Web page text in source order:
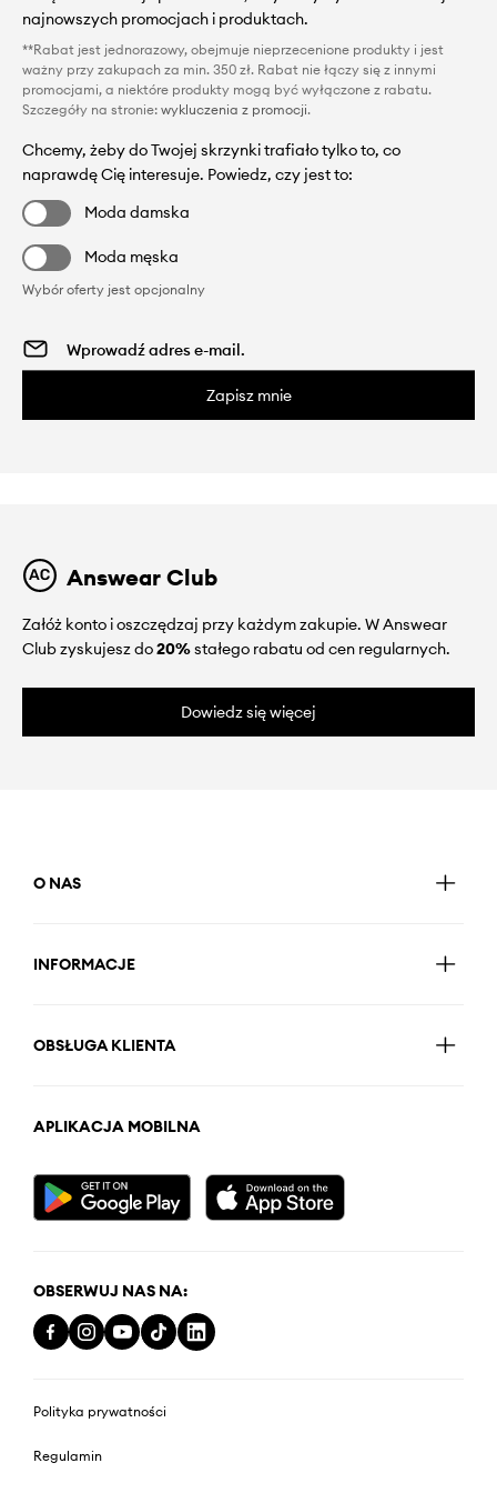
najnowszych promocjach i produktach.
**Rabat jest jednorazowy, obejmuje nieprzecenione produkty i jest
ważny przy zakupach za min. 350 zł. Rabat nie łączy się z innymi
promocjami, a niektóre produkty mogą być wyłączone z rabatu.
Szczegóły na stronie: wykluczenia z promocji.
Chcemy, żeby do Twojej skrzynki trafiało tylko to, co
naprawdę Cię interesuje. Powiedz, czy jest to:
Moda damska
Moda męska
Wybór oferty jest opcjonalny
Zapisz mnie
Answear Club
Załóż konto i oszczędzaj przy każdym zakupie. W Answear
Club zyskujesz do20%stałego rabatu od cen regularnych.
Dowiedz się więcej
O NAS
INFORMACJE
OBSŁUGA KLIENTA
APLIKACJA MOBILNA
OBSERWUJ NAS NA:
Polityka prywatności
Regulamin